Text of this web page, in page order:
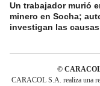
Un trabajador murió
minero en Socha;
investigan las causas
© CARACOL
CARACOL S.A. realiza una